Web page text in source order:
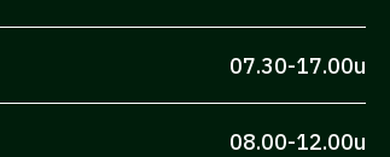
07.30-17.00u
08.00-12.00u